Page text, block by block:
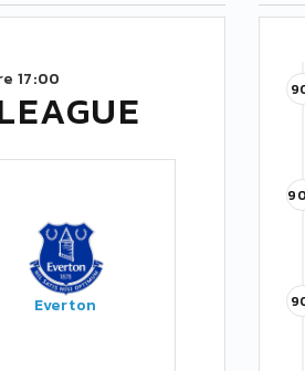
17:00
Everton